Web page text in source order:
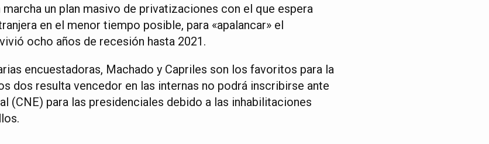
un plan masivo de privatizaciones con el que espera
en el menor tiempo posible, para «apalancar» el
ocho años de recesión hasta 2021.
encuestadoras, Machado y Capriles son los favoritos para la
dos resulta vencedor en las internas no podrá inscribirse ante
(CNE) para las presidenciales debido a las inhabilitaciones